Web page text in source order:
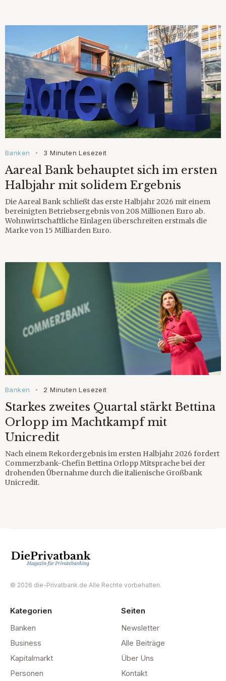
Banken • 3 Minuten Lesezeit
Aareal Bank behauptet sich im ersten
Halbjahr mit solidem Ergebnis
Die Aareal Bank schließt das erste Halbjahr 2026 mit einem
bereinigten Betriebsergebnis von 208 Millionen Euro ab.
Wohnwirtschaftliche Einlagen überschreiten erstmals die
Marke von 15 Milliarden Euro.
Banken • 2 Minuten Lesezeit
Starkes zweites Quartal stärkt Bettina
Orlopp im Machtkampf mit
Unicredit
Nach einem Rekordergebnis im ersten Halbjahr 2026 fordert
Commerzbank-Chefin Bettina Orlopp Mitsprache bei der
drohenden Übernahme durch die italienische Großbank
Unicredit.
© 2026 die-Privatbank.de Alle Rechte vorbehalten.
Kategorien
Banken
Business
Kapitalmarkt
Personen
Seiten
Newsletter
Alle Beiträge
Über Uns
Kontakt